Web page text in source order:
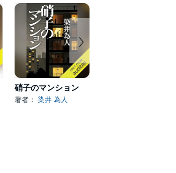
硝子のマンション
著者： 染井 為人